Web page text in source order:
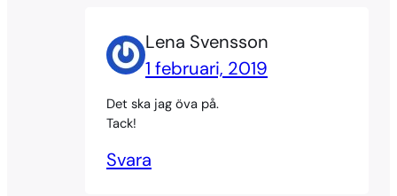
Lena Svensson
1 februari, 2019
Det ska jag öva på.
Tack!
Svara